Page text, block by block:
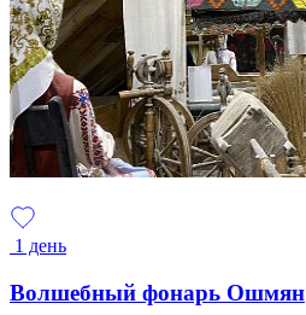
1 день
Волшебный фонарь Ошмян